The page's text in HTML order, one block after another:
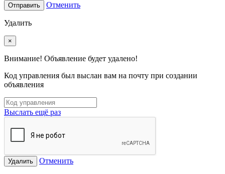
Отправить Отменить
Удалить
×
Внимание! Объявление будет удалено!
Код управления был выслан вам на почту при создании
объявления
Выслать ещё раз
Удалить Отменить